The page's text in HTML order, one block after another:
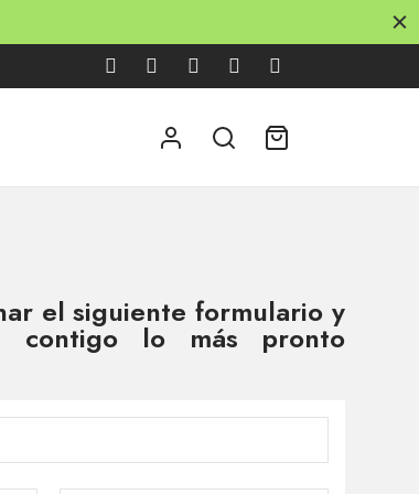
el siguiente formulario y
contigo lo más pronto